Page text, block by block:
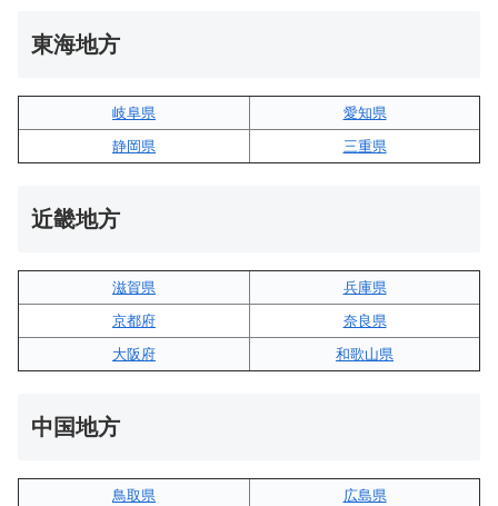
東海地方
岐阜県
愛知県
静岡県
三重県
近畿地方
滋賀県
兵庫県
京都府
奈良県
大阪府
和歌山県
中国地方
鳥取県
広島県